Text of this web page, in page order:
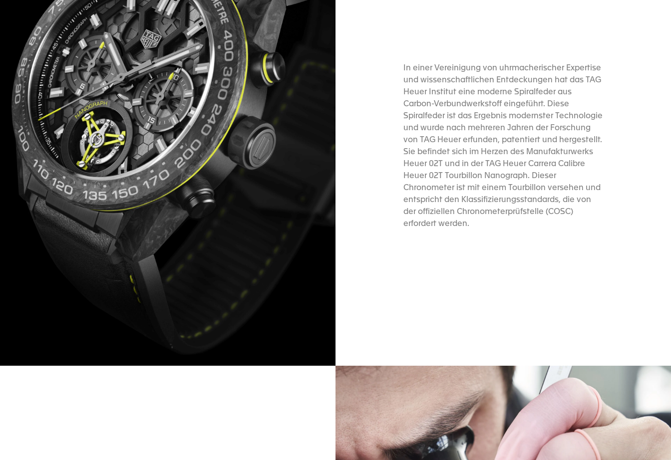
In einer Vereinigung von uhrmacherischer Expertise
und wissenschaftlichen Entdeckungen hat das TAG
Heuer Institut eine moderne Spiralfeder aus
Carbon-Verbundwerkstoff eingeführt. Diese
Spiralfeder ist das Ergebnis modernster Technologie
und wurde nach mehreren Jahren der Forschung
von TAG Heuer erfunden, patentiert und hergestellt.
Sie befindet sich im Herzen des Manufakturwerks
Heuer 02T und in der TAG Heuer Carrera Calibre
Heuer 02T Tourbillon Nanograph. Dieser
Chronometer ist mit einem Tourbillon versehen und
entspricht den Klassifizierungsstandards, die von
der offiziellen Chronometerprüfstelle (COSC)
erfordert werden.